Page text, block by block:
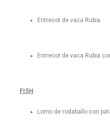
Entrecot de vaca Rubia.
Entrecot de vaca Rubia
FISH
Lomo de rodaballo con